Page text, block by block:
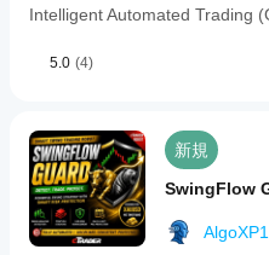
Intelligent Automated Trading
5.0 (4)
新規
SwingFlow
AlgoXP1